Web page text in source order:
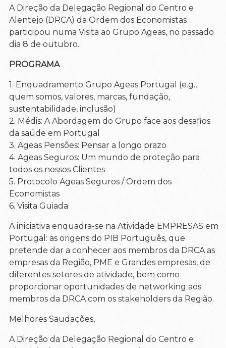
A Direção da Delegação Regional do Centro e
Alentejo (DRCA) da Ordem dos Economistas
participou numa Visita ao Grupo Ageas, no passado
dia 8 de outubro.
PROGRAMA
1. Enquadramento Grupo Ageas Portugal (e.g.,
quem somos, valores, marcas, fundação,
sustentabilidade, inclusão)
2. Médis: A Abordagem do Grupo face aos desafios
da saúde em Portugal
3. Ageas Pensões: Pensar a longo prazo
4. Ageas Seguros: Um mundo de proteção para
todos os nossos Clientes
5. Protocolo Ageas Seguros / Ordem dos
Economistas
6. Visita Guiada
A iniciativa enquadra-se na Atividade EMPRESAS em
Portugal: as origens do PIB Português, que
pretende dar a conhecer aos membros da DRCA as
empresas da Região, PME e Grandes empresas, de
diferentes setores de atividade, bem como
proporcionar oportunidades de networking aos
membros da DRCA com os stakeholders da Região.
Melhores Saudações,
A Direção da Delegação Regional do Centro e